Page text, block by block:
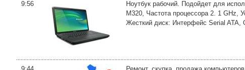
9:56
Ноутбук рабочий. Подойдет для
M320, Частота процессора 2. 1 GHz,
Жесткий диск: Интерфейс Serial ATA,